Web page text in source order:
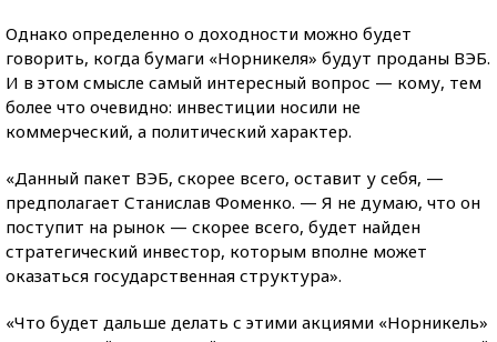
Однако определенно о доходности можно будет
говорить, когда бумаги «Норникеля» будут проданы ВЭБ.
И в этом смысле самый интересный вопрос — кому, тем
более что очевидно: инвестиции носили не
коммерческий, а политический характер.
«Данный пакет ВЭБ, скорее всего, оставит у себя, —
предполагает Станислав Фоменко. — Я не думаю, что он
поступит на рынок — скорее всего, будет найден
стратегический инвестор, которым вполне может
оказаться государственная структура».
«Что будет дальше делать с этими акциями «Норникель»